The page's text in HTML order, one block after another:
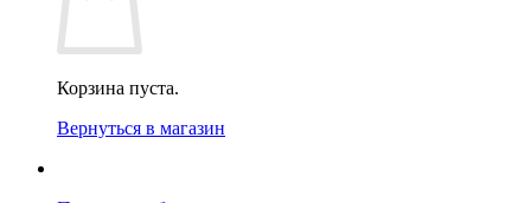
Корзина пуста.
Вернуться в магазин